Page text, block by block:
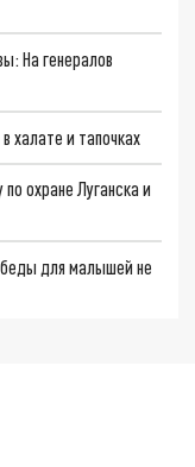
На генералов
халате и тапочках
охране Луганска и
для малышей не